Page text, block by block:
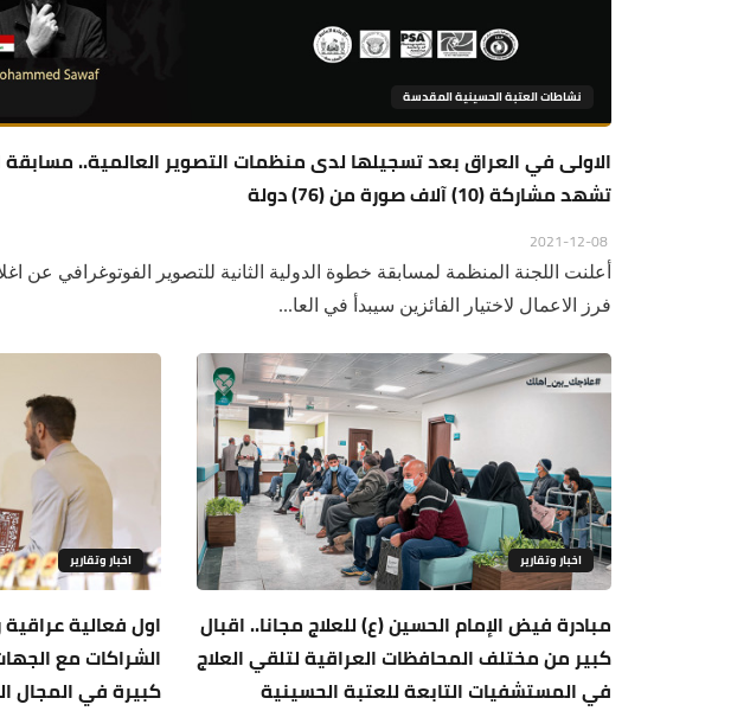
نشاطات العتبة الحسينية المقدسة
الاولى في العراق بعد تسجيلها لدى منظمات التصوير العالمية.. مسابقة
تشهد مشاركة (10) آلاف صورة من (76) دولة
أعلنت اللجنة المنظمة لمسابقة خطوة الدولية الثانية للتصوير الفوتوغرافي عن
فرز الاعمال لاختيار الفائزين سيبدأ في العا...
اخبار وتقارير
مبادرة فيض الإمام الحسين (ع) للعلاج مجانا.. اقبال
كبير من مختلف المحافظات العراقية لتلقي العلاج
في المستشفيات التابعة للعتبة الحسينية
اخبار وتقارير
اول فعالية
الشراكات مع
كبيرة في المجال